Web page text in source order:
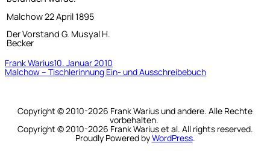
Malchow 22 April 1895
Der Vorstand G. Musyal H.
Becker
Frank Warius10. Januar 2010
Malchow – Tischlerinnung Ein- und Ausschreibebuch
Copyright © 2010-2026 Frank Warius und andere. Alle Rechte
vorbehalten.
Copyright © 2010-2026 Frank Warius et al. All rights reserved.
Proudly Powered byWordPress.